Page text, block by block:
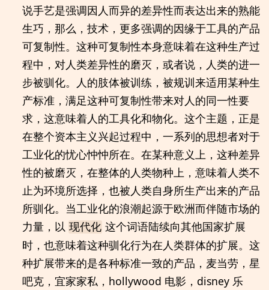
说手艺是强调因人而异的差异性而表达出来的熟能
生巧，那么，技术，更多强调的因缘于工具的产品
可复制性。这种可复制性本身意味着在这种生产过
程中，对人类差异性的磨灭，或者说，人类的进一
步被驯化。人的肢体被训练，被规训来适用某种生
产标准，满足这种可复制性带来对人的同一性要
求，这意味着人的工具化和物化。这个主题，正是
在整个资本主义兴起过程中，一系列的思想者对于
工业化的忧心忡忡所在。在某种意义上，这种差异
性的被磨灭，在整体的人类物种上，意味着人类不
止为环境所选择，也被人类自身所生产出来的产品
所驯化。当工业化的浪潮起源于欧洲而伴随市场的
力量，以 现代化 这个词语陆续向其他国家扩展
时，也意味着这种驯化行为在人类群体的扩展。这
种扩展带来的是各种标准一致的产品，麦当劳，星
吧克，宜家家私，hollywood 电影，disney 乐